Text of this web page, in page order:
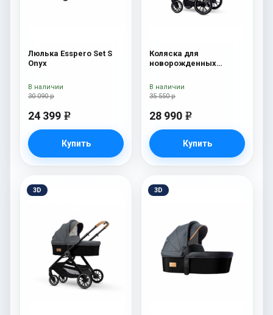
Люлька Esspero Set S
Onyx
30 090 р
24 399 e
Купить
В наличии
Коляска для
новорожденных
35 550 р
28 990 e
Купить
В наличии
3D 3D